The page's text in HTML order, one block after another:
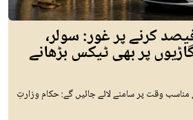
ایس ٹی 19 فیصد کرنے پر غور: سولر،
پر بھی ٹیکس بڑھانے
وقت پر سامنے لائے جائیں گے: حکام وزارتِ